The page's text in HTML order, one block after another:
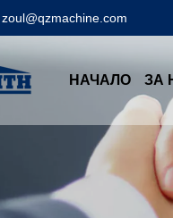
zoul@qzmachine.com
НАЧАЛО ЗА